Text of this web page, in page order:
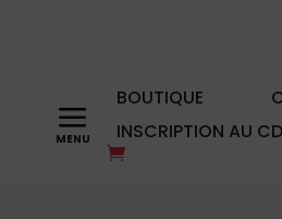
a BOUTIQUE
INSCRIPTION AU